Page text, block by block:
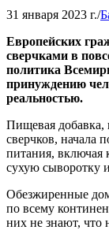
31 января 2023 г./
Европейских
сверчками в
политика
принуждению
реальностью.
Пищевая добавка,
сверчков, начала
питания, включая
сухую сыворотку
Обезжиренные
по всему
них не знают, что